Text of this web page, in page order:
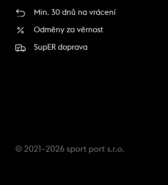
Min. 30 dnů na vrácení
Odměny za věrnost
SupER doprava
© 2021–2026 sport port s.r.o.